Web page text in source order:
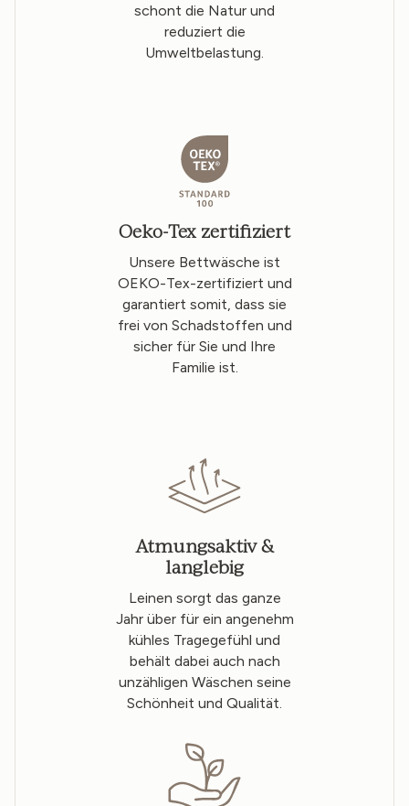
schont die Natur und
reduziert die
Umweltbelastung.
Oeko-Tex zertifiziert
Unsere Bettwäsche ist
OEKO-Tex-zertifiziert und
garantiert somit, dass sie
frei von Schadstoffen und
sicher für Sie und Ihre
Familie ist.
Atmungsaktiv &
langlebig
Leinen sorgt das ganze
Jahr über für ein angenehm
kühles Tragegefühl und
behält dabei auch nach
unzähligen Wäschen seine
Schönheit und Qualität.